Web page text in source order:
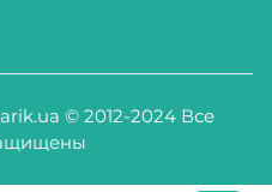
© 2012-2024 Все